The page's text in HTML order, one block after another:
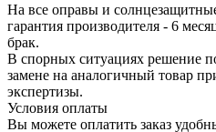
На все оправы и
гарантия производителя - 6
брак.
В спорных ситуациях решение
замене на аналогичный товар
экспертизы.
Условия оплаты
Вы можете оплатить заказ